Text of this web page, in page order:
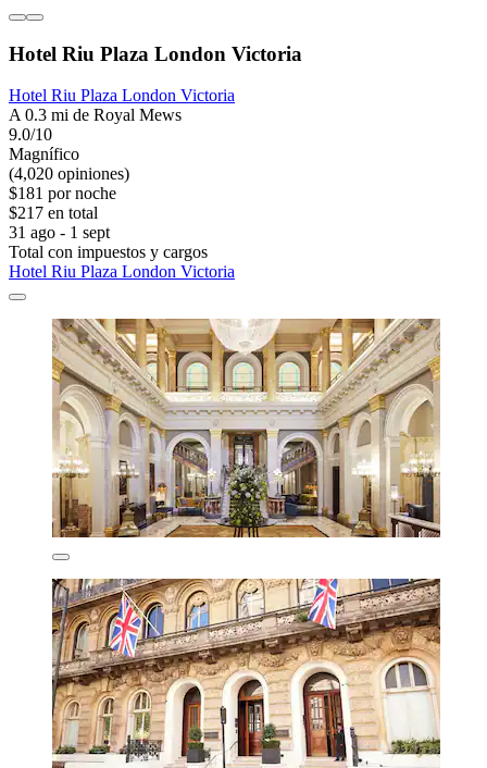
Hotel Riu Plaza London Victoria
Hotel Riu Plaza London Victoria
A 0.3 mi de Royal Mews
9.0/10
Magnífico
(4,020 opiniones)
$181 por noche
$217 en total
31 ago - 1 sept
Total con impuestos y cargos
Hotel Riu Plaza London Victoria